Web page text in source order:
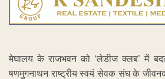
मेघालय के राजभवन को ‘लेडीज क्लब’ में
षणमुगनाथन राष्ट्रीय स्वयं सेवक संघ के